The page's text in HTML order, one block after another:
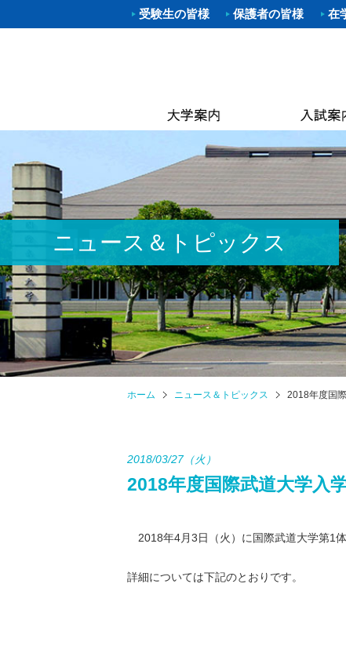
受験生の皆様 保護者の皆様 在
沿革
建学
校歌
校
3つ
アセ
ミッ
教員
履修
大学院入
オープ
進学相談会
入学金・
入試資料
別科 武
大学院
カリキ
取得
教員
進路（
就職概要
求人お
武大
求人企
国際
黒潮祭
学費
各種
なぎな
ハン
体操部
ゴル
キン
居合
ボク
野外
スト
茶道部
ICG同
ニュース＆トピックス
ホーム ニュース＆トピックス 2018年度国
2018/03/27（火）
2018年度国際武道大学入
2018年4月3日（火）に国際武道大学第1
詳細については下記のとおりです。